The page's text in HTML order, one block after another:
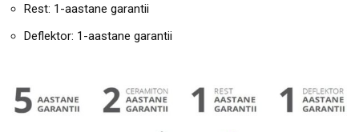
Rest: 1-aastane garantii
Deflektor: 1-aastane garantii